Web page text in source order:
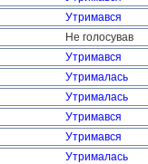
Утримався
Не голосував
Утримався
Утрималась
Утрималась
Утримався
Утримався
Утрималась